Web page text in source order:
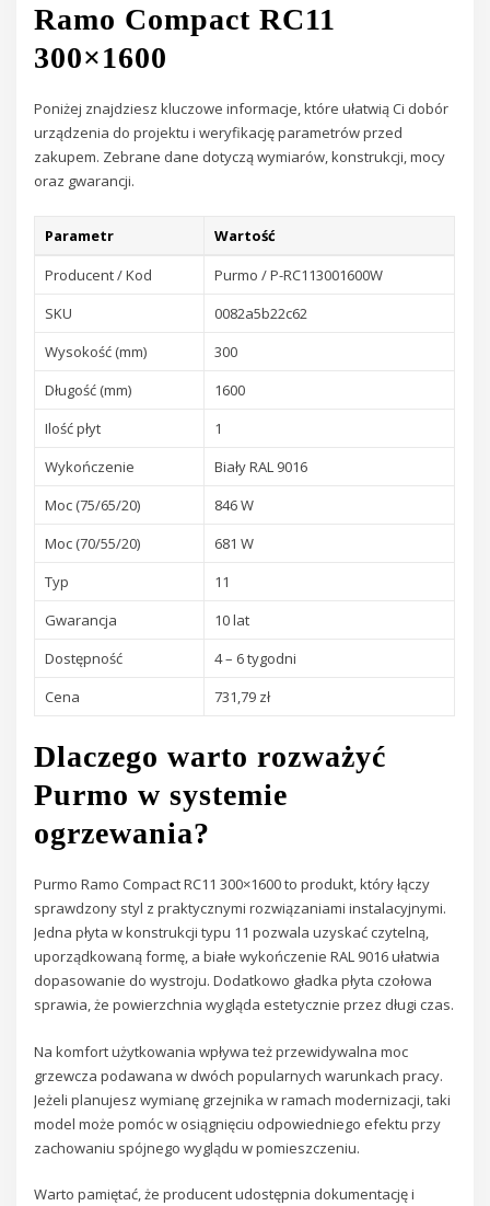
Ramo Compact RC11
300×1600
Poniżej znajdziesz kluczowe informacje, które ułatwią Ci dobór
urządzenia do projektu i weryfikację parametrów przed
zakupem. Zebrane dane dotyczą wymiarów, konstrukcji, mocy
oraz gwarancji.
Parametr
Wartość
Producent / Kod
Purmo / P-RC113001600W
SKU
0082a5b22c62
Wysokość (mm)
300
Długość (mm)
1600
Ilość płyt
1
Wykończenie
Biały RAL 9016
Moc (75/65/20)
846 W
Moc (70/55/20)
681 W
Typ
11
Gwarancja
10 lat
Dostępność
4 – 6 tygodni
Cena
731,79 zł
Dlaczego warto rozważyć
Purmo w systemie
ogrzewania?
Purmo Ramo Compact RC11 300×1600 to produkt, który łączy
sprawdzony styl z praktycznymi rozwiązaniami instalacyjnymi.
Jedna płyta w konstrukcji typu 11 pozwala uzyskać czytelną,
uporządkowaną formę, a białe wykończenie RAL 9016 ułatwia
dopasowanie do wystroju. Dodatkowo gładka płyta czołowa
sprawia, że powierzchnia wygląda estetycznie przez długi czas.
Na komfort użytkowania wpływa też przewidywalna moc
grzewcza podawana w dwóch popularnych warunkach pracy.
Jeżeli planujesz wymianę grzejnika w ramach modernizacji, taki
model może pomóc w osiągnięciu odpowiedniego efektu przy
zachowaniu spójnego wyglądu w pomieszczeniu.
Warto pamiętać, że producent udostępnia dokumentację i